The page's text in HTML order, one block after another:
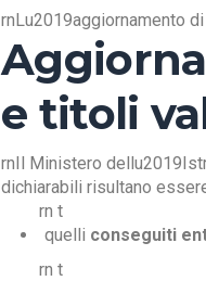
rnLu2019aggiornamento
e titoli
rnIl Ministero
dichiarabili risultano
rn t
quelli conseguiti
rn t